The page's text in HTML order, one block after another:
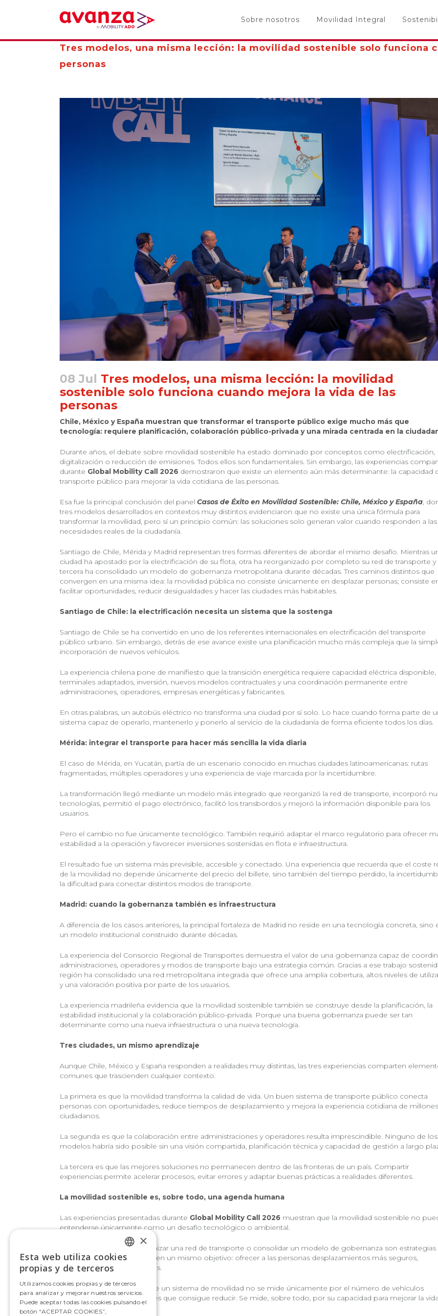
Sobre nosotros Movilidad Integral
Tres modelos, una misma lección: la movilidad sostenible solo funciona
personas
08 Jul Tres modelos, una misma lección: la movilidad
sostenible solo funciona cuando mejora la vida de las
personas
Chile, México y España muestran que transformar el transporte público exige mucho más que
tecnología: requiere planificación, colaboración público-privada y una mirada centrada en la
Durante años, el debate sobre movilidad sostenible ha estado dominado por conceptos como electrificación,
digitalización o reducción de emisiones. Todos ellos son fundamentales. Sin embargo, las experiencias
durante Global Mobility Call 2026 demostraron que existe un elemento aún más determinante: la capacidad
transporte público para mejorar la vida cotidiana de las personas.
Esa fue la principal conclusión del panel Casos de Éxito en Movilidad Sostenible: Chile, México y España,
tres modelos desarrollados en contextos muy distintos evidenciaron que no existe una única fórmula para
transformar la movilidad, pero sí un principio común: las soluciones solo generan valor cuando responden a las
necesidades reales de la ciudadanía.
Santiago de Chile, Mérida y Madrid representan tres formas diferentes de abordar el mismo desafío. Mientras
ciudad ha apostado por la electrificación de su flota, otra ha reorganizado por completo su red de transporte y
tercera ha consolidado un modelo de gobernanza metropolitana durante décadas. Tres caminos distintos que
convergen en una misma idea: la movilidad pública no consiste únicamente en desplazar personas; consiste
facilitar oportunidades, reducir desigualdades y hacer las ciudades más habitables.
Santiago de Chile: la electrificación necesita un sistema que la sostenga
Santiago de Chile se ha convertido en uno de los referentes internacionales en electrificación del transporte
público urbano. Sin embargo, detrás de ese avance existe una planificación mucho más compleja que la
incorporación de nuevos vehículos.
La experiencia chilena pone de manifiesto que la transición energética requiere capacidad eléctrica disponible,
terminales adaptados, inversión, nuevos modelos contractuales y una coordinación permanente entre
administraciones, operadores, empresas energéticas y fabricantes.
En otras palabras, un autobús eléctrico no transforma una ciudad por sí solo. Lo hace cuando forma parte de
sistema capaz de operarlo, mantenerlo y ponerlo al servicio de la ciudadanía de forma eficiente todos los días.
Mérida: integrar el transporte para hacer más sencilla la vida diaria
El caso de Mérida, en Yucatán, partía de un escenario conocido en muchas ciudades latinoamericanas: rutas
fragmentadas, múltiples operadores y una experiencia de viaje marcada por la incertidumbre.
La transformación llegó mediante un modelo más integrado que reorganizó la red de transporte, incorporó
tecnologías, permitió el pago electrónico, facilitó los transbordos y mejoró la información disponible para los
usuarios.
Pero el cambio no fue únicamente tecnológico. También requirió adaptar el marco regulatorio para ofrecer
estabilidad a la operación y favorecer inversiones sostenidas en flota e infraestructura.
El resultado fue un sistema más previsible, accesible y conectado. Una experiencia que recuerda que el coste
de la movilidad no depende únicamente del precio del billete, sino también del tiempo perdido, la
la dificultad para conectar distintos modos de transporte.
Madrid: cuando la gobernanza también es infraestructura
A diferencia de los casos anteriores, la principal fortaleza de Madrid no reside en una tecnología concreta, sino
un modelo institucional construido durante décadas.
La experiencia del Consorcio Regional de Transportes demuestra el valor de una gobernanza capaz de
administraciones, operadores y modos de transporte bajo una estrategia común. Gracias a ese trabajo
región ha consolidado una red metropolitana integrada que ofrece una amplia cobertura, altos niveles de
y una valoración positiva por parte de los usuarios.
La experiencia madrileña evidencia que la movilidad sostenible también se construye desde la planificación, la
estabilidad institucional y la colaboración público-privada. Porque una buena gobernanza puede ser tan
determinante como una nueva infraestructura o una nueva tecnología.
Tres ciudades, un mismo aprendizaje
Aunque Chile, México y España responden a realidades muy distintas, las tres experiencias comparten
comunes que trascienden cualquier contexto.
La primera es que la movilidad transforma la calidad de vida. Un buen sistema de transporte público conecta
personas con oportunidades, reduce tiempos de desplazamiento y mejora la experiencia cotidiana de
ciudadanos.
La segunda es que la colaboración entre administraciones y operadores resulta imprescindible. Ninguno de
modelos habría sido posible sin una visión compartida, planificación técnica y capacidad de gestión a largo
La tercera es que las mejores soluciones no permanecen dentro de las fronteras de un país. Compartir
experiencias permite acelerar procesos, evitar errores y adaptar buenas prácticas a realidades diferentes.
La movilidad sostenible es, sobre todo, una agenda humana
Las experiencias presentadas durante Global Mobility Call 2026 muestran que la movilidad sostenible no
entenderse únicamente como un desafío tecnológico o ambiental.
Electrificar una flota, reorganizar una red de transporte o consolidar un modelo de gobernanza son estrategias
distintas, pero todas persiguen un mismo objetivo: ofrecer a las personas desplazamientos más seguros,
accesibles, fiables y eficientes.
Porque el verdadero éxito de un sistema de movilidad no se mide únicamente por el número de vehículos
eléctricos o por las emisiones que consigue reducir. Se mide, sobre todo, por su capacidad para mejorar la
quienes lo utilizan cada día.
SPANISH
×
Esta web utiliza cookies
propias y de terceros
Utilizamos cookies propias y de terceros
para analizar y mejorar nuestros servicios.
Puede aceptar todas las cookies pulsando el
botón “ACEPTAR COOKIES”,